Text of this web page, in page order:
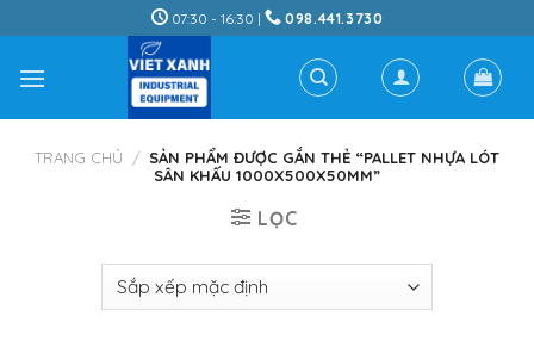
to
content
07:30 - 16:30 | 098.441.3730
TRANG CHỦ / SẢN PHẨM ĐƯỢC GẮN THẺ “PALLET NHỰA LÓT
SÂN KHẤU 1000X500X50MM”
LỌC